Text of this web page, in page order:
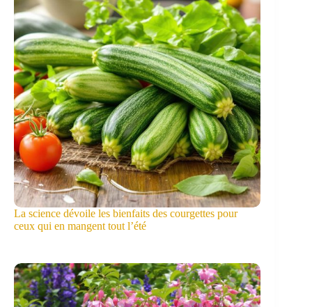
La science dévoile les bienfaits des courgettes pour
ceux qui en mangent tout l’été